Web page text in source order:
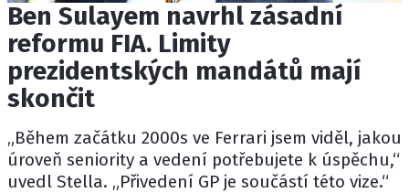
Ben Sulayem navrhl zásadní
reformu FIA. Limity
prezidentských mandátů mají
skončit
„Během začátku 2000s ve Ferrari jsem viděl, jakou
úroveň seniority a vedení potřebujete k úspěchu,“
uvedl Stella. „Přivedení GP je součástí této vize.“